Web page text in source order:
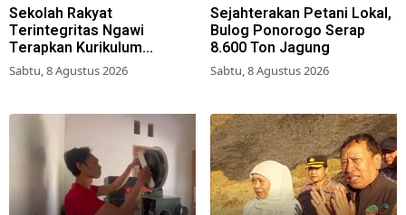
Sekolah Rakyat
Terintegritas Ngawi
Terapkan Kurikulum
Berbasis Asrama
Sabtu, 8 Agustus 2026
Sejahterakan Petani Lokal,
Bulog Ponorogo Serap
8.600 Ton Jagung
Sabtu, 8 Agustus 2026